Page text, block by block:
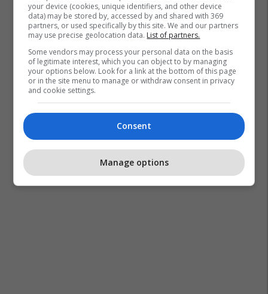
your device (cookies, unique identifiers, and other device
data) may be stored by, accessed by and shared with 369
partners, or used specifically by this site. We and our partners
may use precise geolocation data. List of partners.
Some vendors may process your personal data on the basis
of legitimate interest, which you can object to by managing
your options below. Look for a link at the bottom of this page
or in the site menu to manage or withdraw consent in privacy
and cookie settings.
Consent
Manage options